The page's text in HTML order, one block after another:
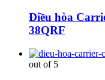
Điều hòa
38QRF
out of 5